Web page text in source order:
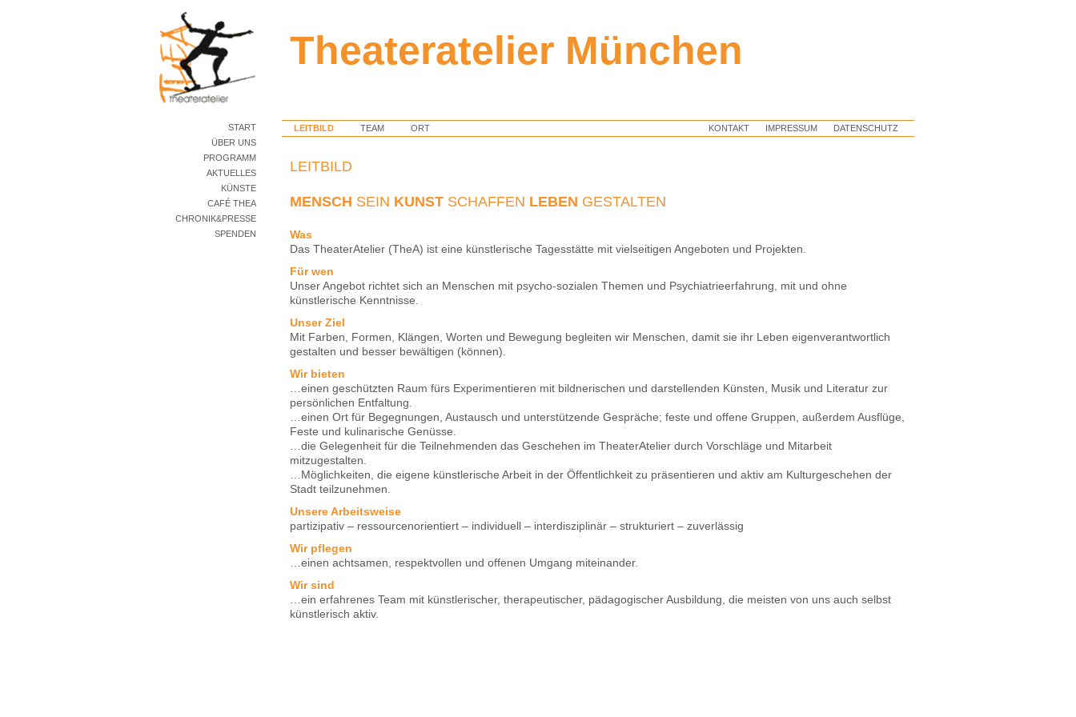
Theateratelier München
START
ÜBER UNS
PROGRAMM
AKTUELLES
KÜNSTE
CAFÉ THEA
CHRONIK&PRESSE
SPENDEN
KONTAKT IMPRESSUM DATENSCHUTZ
LEITBILD TEAM ORT
LEITBILD
MENSCH SEIN KUNSTSCHAFFEN LEBEN GESTALTEN
Was
Das TheaterAtelier (TheA) ist eine künstlerische Tagesstätte mit vielseitigen Angeboten und Projekten.
Für wen
Unser Angebot richtet sich an Menschen mit psycho-sozialen Themen und Psychiatrieerfahrung, mit und ohne
künstlerische Kenntnisse.
Unser Ziel
Mit Farben, Formen, Klängen, Worten und Bewegung begleiten wir Menschen, damit sie ihr Leben eigenverantwortlich
gestalten und besser bewältigen (können).
Wir bieten
…einen geschützten Raum fürs Experimentieren mit bildnerischen und darstellenden Künsten, Musik und Literatur zur
persönlichen Entfaltung.
…einen Ort für Begegnungen, Austausch und unterstützende Gespräche; feste und offene Gruppen, außerdem Ausflüge,
Feste und kulinarische Genüsse.
…die Gelegenheit für die Teilnehmenden das Geschehen im TheaterAtelier durch Vorschläge und Mitarbeit
mitzugestalten.
…Möglichkeiten, die eigene künstlerische Arbeit in der Öffentlichkeit zu präsentieren und aktiv am Kulturgeschehen der
Stadt teilzunehmen.
Unsere Arbeitsweise
partizipativ – ressourcenorientiert – individuell – interdisziplinär – strukturiert – zuverlässig
Wir pflegen
…einen achtsamen, respektvollen und offenen Umgang miteinander.
Wir sind
…ein erfahrenes Team mit künstlerischer, therapeutischer, pädagogischer Ausbildung, die meisten von uns auch selbst
künstlerisch aktiv.